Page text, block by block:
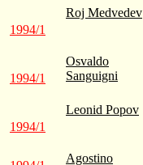
1994/1
Roj Medvedev
1994/1
Osvaldo
Sanguigni
1994/1
Leonid Popov
Agostino